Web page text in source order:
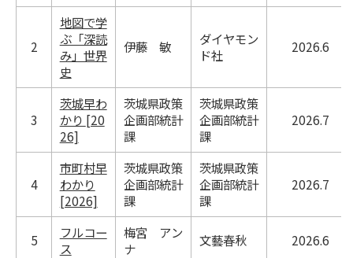
2
地図で学
ぶ「深読
み」世界
史
伊藤 敏
ダイヤモン
ド社
2026.6
3
茨城早わ
かり [20
26]
茨城県政策
企画部統計
課
茨城県政策
企画部統計
課
2026.7
4
市町村早
わかり
[2026]
茨城県政策
企画部統計
課
茨城県政策
企画部統計
課
2026.7
5
フルコー
ス
梅宮 アン
ナ
文藝春秋 2026.6